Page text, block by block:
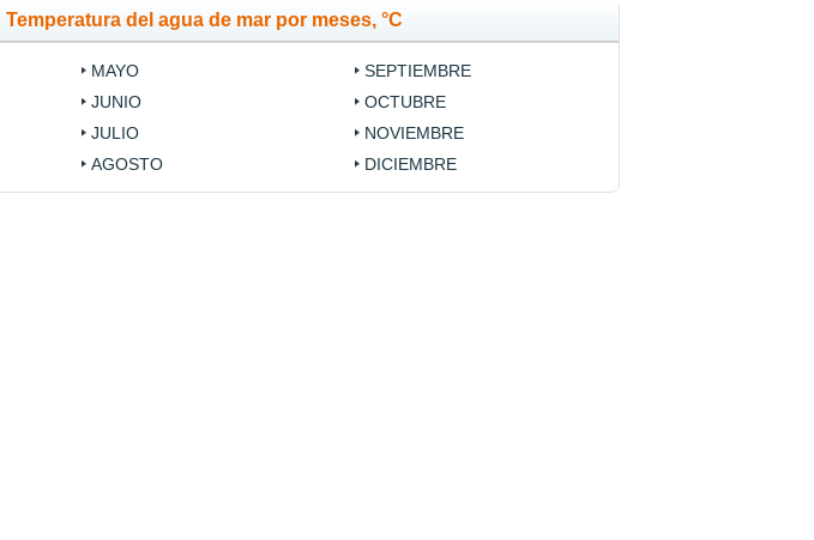
Temperatura del agua de mar por meses, °C
MAYO
JUNIO
JULIO
AGOSTO
SEPTIEMBRE
OCTUBRE
NOVIEMBRE
DICIEMBRE